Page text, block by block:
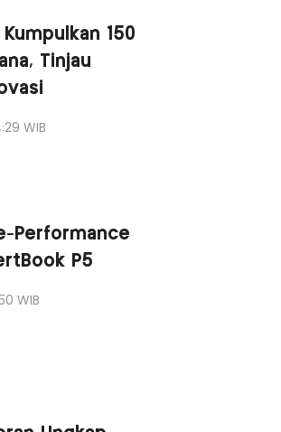
150
Tinjau
WIB
Performance
P5
WIB